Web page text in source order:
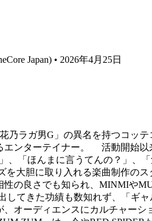
Japan) • 2026年4月25日
ラガ男G」の異名を持つコッ
エンターテイナー。 活動開始
、「ほんまに言うてんの？」
を大胆に取り入れる楽曲制作
の良さでも知られ、MINMIや
きた功績も数知れず、「ギャ
オーディエンスにカルチャー